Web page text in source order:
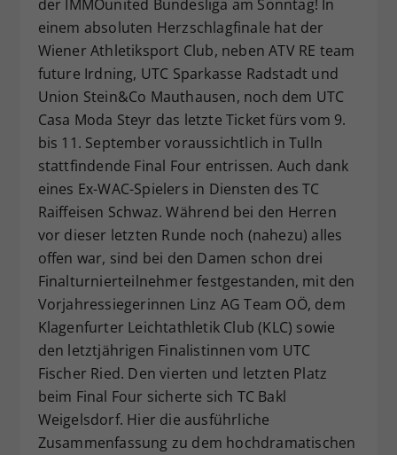
der IMMOunited Bundesliga am Sonntag! In
einem absoluten Herzschlagfinale hat der
Wiener Athletiksport Club, neben ATV RE team
future Irdning, UTC Sparkasse Radstadt und
Union Stein&Co Mauthausen, noch dem UTC
Casa Moda Steyr das letzte Ticket fürs vom 9.
bis 11. September voraussichtlich in Tulln
stattfindende Final Four entrissen. Auch dank
eines Ex-WAC-Spielers in Diensten des TC
Raiffeisen Schwaz. Während bei den Herren
vor dieser letzten Runde noch (nahezu) alles
offen war, sind bei den Damen schon drei
Finalturnierteilnehmer festgestanden, mit den
Vorjahressiegerinnen Linz AG Team OÖ, dem
Klagenfurter Leichtathletik Club (KLC) sowie
den letztjährigen Finalistinnen vom UTC
Fischer Ried. Den vierten und letzten Platz
beim Final Four sicherte sich TC Bakl
Weigelsdorf. Hier die ausführliche
Zusammenfassung zu dem hochdramatischen
Zweck
Dieser Wert speichert Ihre Consent-
Einstellungen. Unter anderem eine
zufällig generierte ID, für die
historische Speicherung Ihrer
vorgenommen Einstellungen, falls der
Webseiten-Betreiber dies eingestellt
hat.